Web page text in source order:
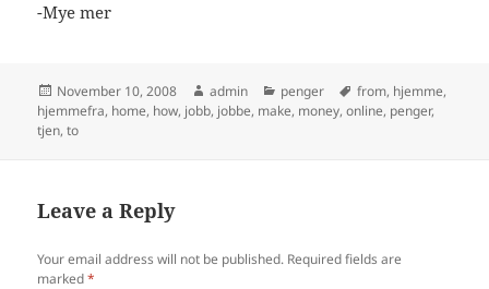
-Mye mer
Posted
on
November 10, 2008 Author
admin Categories
penger Tags
from, hjemme,
hjemmefra, home, how, jobb, jobbe, make, money,online, penger,
tjen,to
Leave a Reply
Your email address will not be published. Required fields are
marked*